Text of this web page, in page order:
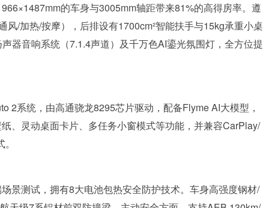
的车身与3005mm轴距带来81%的高得房率。遵
风/加热/按摩），后排设有1700cm²智能扶手与15kg承重小桌
器音响系统（7.1.4声道）及千万色AI鎏光氛围灯，全方位提
2系统，由高通骁龙8295芯片驱动，配备Flyme AI大模型，
、灵动桌面卡片、多任务小窗模式等功能，并兼容CarPlay/
景测试，拥有8大电池包热安全防护技术。车身高强度钢材/